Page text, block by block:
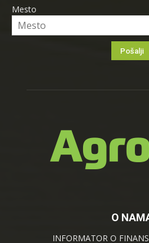
Mesto
O
INFORMATOR O